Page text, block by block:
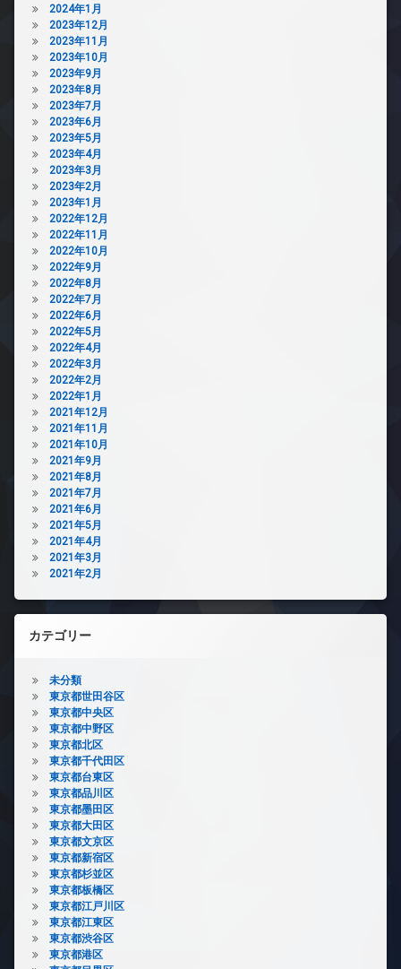
2024年1月
2023年12月
2023年11月
2023年10月
2023年9月
2023年8月
2023年7月
2023年6月
2023年5月
2023年4月
2023年3月
2023年2月
2023年1月
2022年12月
2022年11月
2022年10月
2022年9月
2022年8月
2022年7月
2022年6月
2022年5月
2022年4月
2022年3月
2022年2月
2022年1月
2021年12月
2021年11月
2021年10月
2021年9月
2021年8月
2021年7月
2021年6月
2021年5月
2021年4月
2021年3月
2021年2月
カテゴリー
未分類
東京都世田谷区
東京都中央区
東京都中野区
東京都北区
東京都千代田区
東京都台東区
東京都品川区
東京都墨田区
東京都大田区
東京都文京区
東京都新宿区
東京都杉並区
東京都板橋区
東京都江戸川区
東京都江東区
東京都渋谷区
東京都港区